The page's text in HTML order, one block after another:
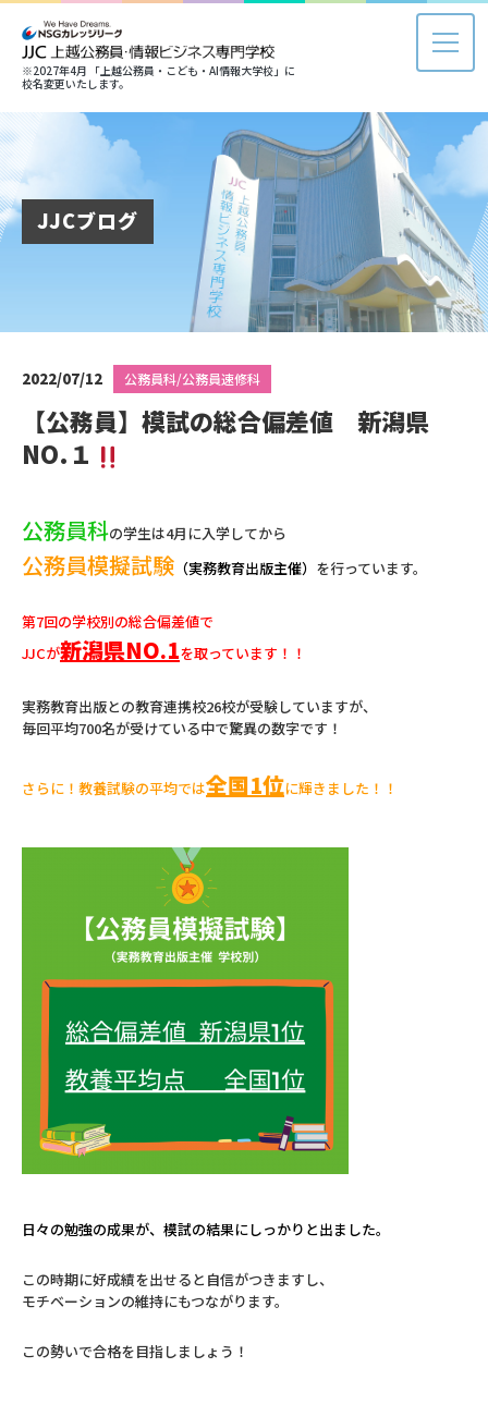
※2027年4月 「上越公務員・こども・AI情報大学校」に
校名変更いたします。
JJCブログ
2022/07/12 公務員科/公務員速修科
【公務員】模試の総合偏差値 新潟県
NO.１
公務員科の学生は4月に入学してから
公務員模擬試験 （実務教育出版主催） を行っています。
第7回の学校別の総合偏差値で
JJCが新潟県NO.1を取っています！！
実務教育出版との教育連携校26校が受験していますが、
毎回平均700名が受けている中で驚異の数字です！
さらに！教養試験の平均では全国1位に輝きました！！
日々の勉強の成果が、模試の結果にしっかりと出ました。
この時期に好成績を出せると自信がつきますし、
モチベーションの維持にもつながります。
この勢いで合格を目指しましょう！